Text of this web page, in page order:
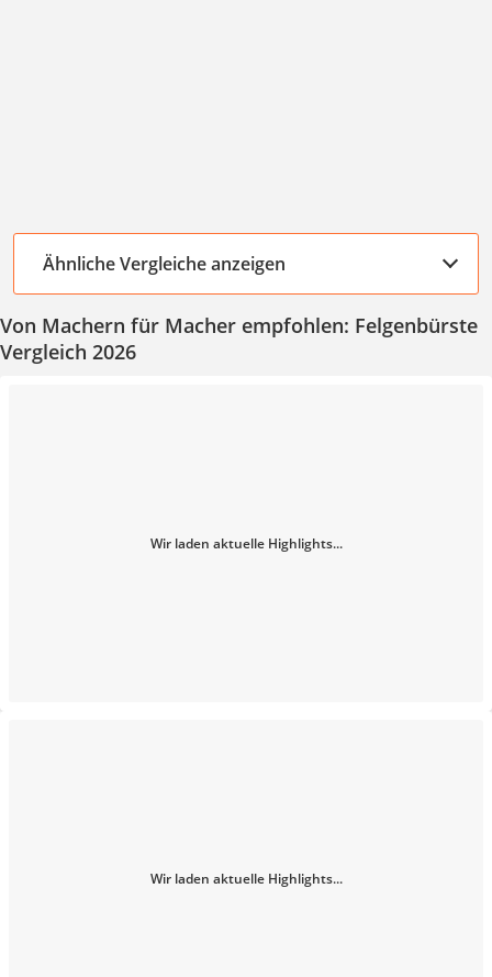
Ähnliche Vergleiche anzeigen
Von Machern für Macher empfohlen: Felgenbürste
Vergleich 2026
Wir laden aktuelle Highlights...
Wir laden aktuelle Highlights...